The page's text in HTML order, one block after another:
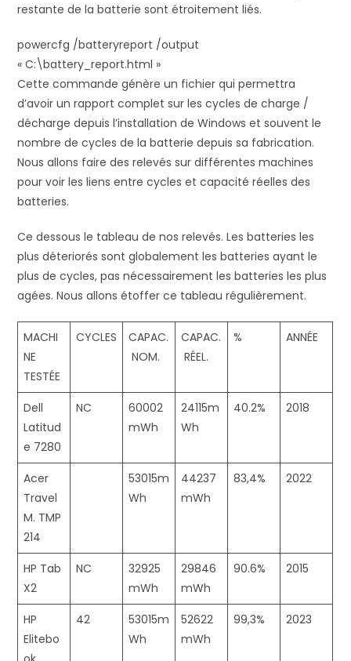
restante de la batterie sont étroitement liés.
powercfg /batteryreport /output
« C:\battery_report.html »
Cette commande génère un fichier qui permettra
d’avoir un rapport complet sur les cycles de charge /
décharge depuis l’installation de Windows et souvent le
nombre de cycles de la batterie depuis sa fabrication.
Nous allons faire des relevés sur différentes machines
pour voir les liens entre cycles et capacité réelles des
batteries.
Ce dessous le tableau de nos relevés. Les batteries les
plus déteriorés sont globalement les batteries ayant le
plus de cycles, pas nécessairement les batteries les plus
agées. Nous allons étoffer ce tableau régulièrement.
MACHI
NE
TESTÉE
CYCLES
CAPAC.
NOM.
CAPAC.
RÉEL.
% ANNÉE
Dell
Latitud
e 7280
NC
60002
mWh
24115m
Wh
40.2% 2018
Acer
Travel
M. TMP
214
53015m
Wh
44237
mWh
83,4% 2022
HP Tab
X2
NC
32925
mWh
29846
mWh
90.6% 2015
HP
Elitebo
42
53015m
Wh
52622
mWh
99,3% 2023